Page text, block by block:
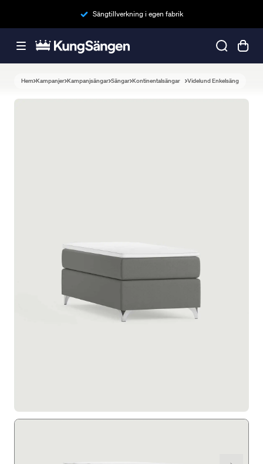
Sängtillverkning i egen fabrik
Hem Kampanjer Kampanjsängar Sängar Kontinentalsängar Videlund Enkelsäng